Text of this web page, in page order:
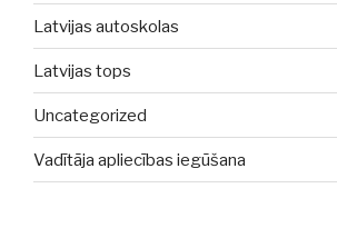
Latvijas autoskolas
Latvijas tops
Uncategorized
Vadītāja apliecības iegūšana